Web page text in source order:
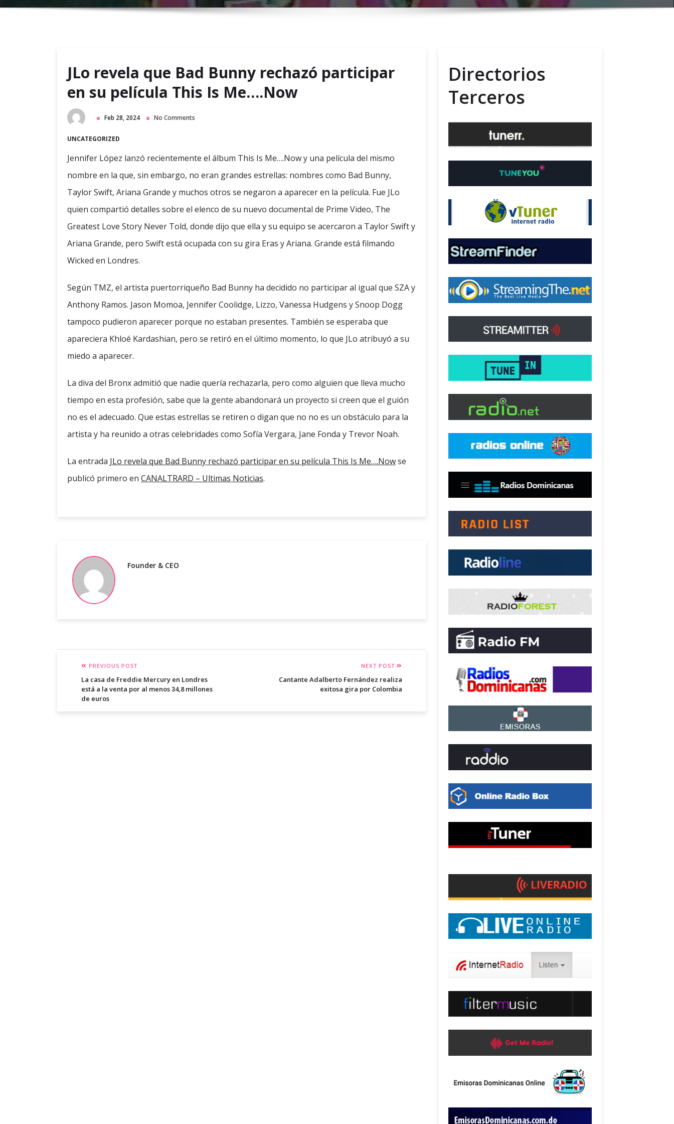
r
u
JLo revela que Bad Bunny rechazó participar
en su película This Is Me….Now
Feb 28, 2024 No Comments
UNCATEGORIZED
Jennifer López lanzó recientemente el álbum This Is Me….Now y una película del mismo
nombre en la que, sin embargo, no eran grandes estrellas: nombres como Bad Bunny,
Taylor Swift, Ariana Grande y muchos otros se negaron a aparecer en la película. Fue JLo
quien compartió detalles sobre el elenco de su nuevo documental de Prime Video, The
Greatest Love Story Never Told, donde dijo que ella y su equipo se acercaron a Taylor Swift y
Ariana Grande, pero Swift está ocupada con su gira Eras y Ariana. Grande está filmando
Wicked en Londres.
Según TMZ, el artista puertorriqueño Bad Bunny ha decidido no participar al igual que SZA y
Anthony Ramos. Jason Momoa, Jennifer Coolidge, Lizzo, Vanessa Hudgens y Snoop Dogg
tampoco pudieron aparecer porque no estaban presentes. También se esperaba que
apareciera Khloé Kardashian, pero se retiró en el último momento, lo que JLo atribuyó a su
miedo a aparecer.
La diva del Bronx admitió que nadie quería rechazarla, pero como alguien que lleva mucho
tiempo en esta profesión, sabe que la gente abandonará un proyecto si creen que el guión
no es el adecuado. Que estas estrellas se retiren o digan que no no es un obstáculo para la
artista y ha reunido a otras celebridades como Sofía Vergara, Jane Fonda y Trevor Noah.
La entrada JLo revela que Bad Bunny rechazó participar en su película This Is Me….Nowse
publicó primero en CANALTRARD – Ultimas Noticias.
Founder & CEO
PREVIOUS POST
La casa de Freddie Mercury en Londres
está a la venta por al menos 34,8 millones
de euros
NEXT POST
Cantante Adalberto Fernández realiza
exitosa gira por Colombia
Directorios
Terceros